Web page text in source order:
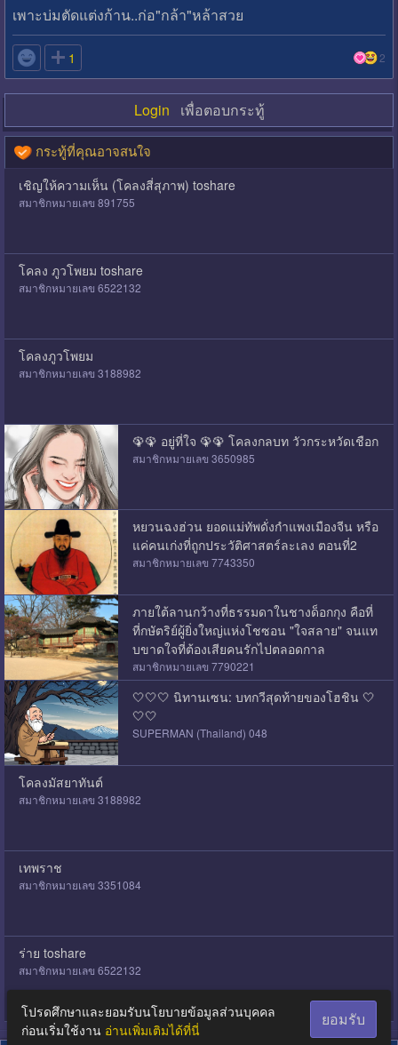
เพาะบ่มตัดแต่งก้าน..ก่อ"กล้า"หล้าสวย
 1 2
Login เพื่อตอบกระทู้
กระทู้ที่คุณอาจสนใจ
เชิญให้ความเห็น (โคลงสี่สุภาพ) toshare
สมาชิกหมายเลข 891755
โคลง ภูวโพยม toshare
สมาชิกหมายเลข 6522132
โคลงภูวโพยม
สมาชิกหมายเลข 3188982
🦚🦚 อยู่ที่ใจ 🦚🦚 โคลงกลบท วัวกระหวัดเชือก
สมาชิกหมายเลข 3650985
หยวนฉงฮ่วน ยอดแม่ทัพดั่งกำแพงเมืองจีน หรือ
แค่คนเก่งที่ถูกประวัติศาสตร์ละเลง ตอนที่2
สมาชิกหมายเลข 7743350
​ภายใต้ลานกว้างที่ธรรมดาในชางด็อกกุง คือที่
ที่กษัตริย์ผู้ยิ่งใหญ่แห่งโชซอน "ใจสลาย" จนแท
บขาดใจที่ต้องเสียคนรักไปตลอดกาล
สมาชิกหมายเลข 7790221
🤍🤍🤍 นิทานเซน: บทกวีสุดท้ายของโฮชิน 🤍
🤍🤍
SUPERMAN (Thailand) 048
โคลงมัสยาทันต์
สมาชิกหมายเลข 3188982
เทพราช
สมาชิกหมายเลข 3351084
ร่าย toshare
สมาชิกหมายเลข 6522132
โปรดศึกษาและยอมรับนโยบายข้อมูลส่วนบุคคล
ก่อนเริ่มใช้งาน อ่านเพิ่มเติมได้ที่นี่
ยอมรับ